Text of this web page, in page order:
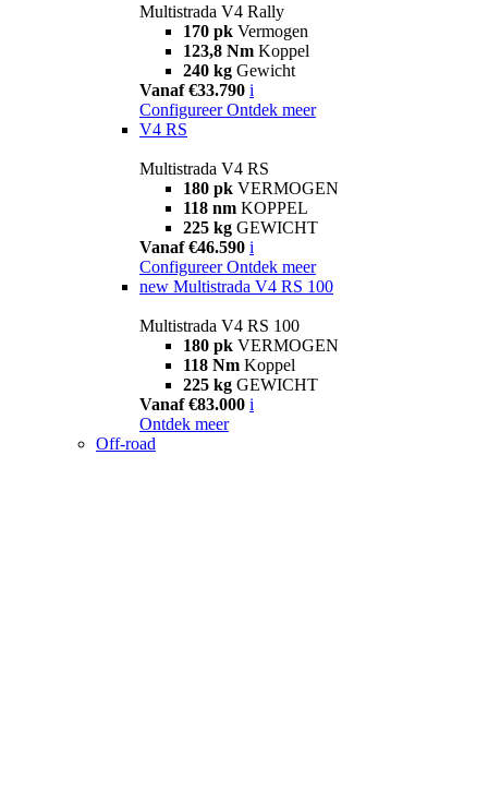
Multistrada V4 Rally
170 pk Vermogen
123,8 Nm Koppel
240 kg Gewicht
Vanaf €33.790 i
Configureer Ontdek meer
V4 RS
Multistrada V4 RS
180 pk VERMOGEN
118 nm KOPPEL
225 kg GEWICHT
Vanaf €46.590 i
Configureer Ontdek meer
new Multistrada V4 RS 100
Multistrada V4 RS 100
180 pk VERMOGEN
118 Nm Koppel
225 kg GEWICHT
Vanaf €83.000 i
Ontdek meer
Off-road